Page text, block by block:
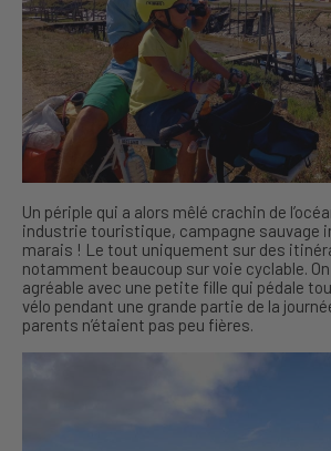
Un périple qui a alors mêlé crachin de
industrie touristique, campagne sauvage
marais ! Le tout uniquement sur des
notamment beaucoup sur voie cyclable.
agréable avec une petite fille qui pédale
vélo pendant une grande partie de la
parents n’étaient pas peu fières.